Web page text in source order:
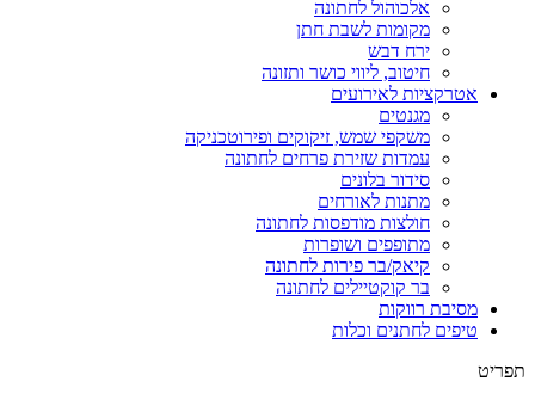
אלכוהול לחתונה
מקומות לשבת חתן
ירח דבש
חיטוב, ליווי כושר ותזונה
אטרקציות לאירועים
מגנטים
משקפי שמש, זיקוקים ופירוטכניקה
עמדות שזירת פרחים לחתונה
סידור בלונים
מתנות לאורחים
חולצות מודפסות לחתונה
מתופפים ושופרות
קיאק/בר פירות לחתונה
בר קוקטיילים לחתונה
מסיבת רווקות
טיפים לחתנים וכלות
תפריט